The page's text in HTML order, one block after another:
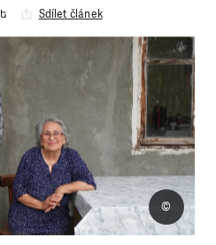
Sdílet článek
©